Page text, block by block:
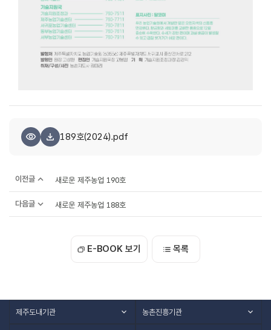
189호(2024).pdf
이전글 새로운 제주농업 190호
다음글 새로운 제주농업 188호
E-BOOK 보기 목록
제주도내기관 농촌진흥기관